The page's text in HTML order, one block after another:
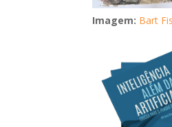
Imagem: Bart